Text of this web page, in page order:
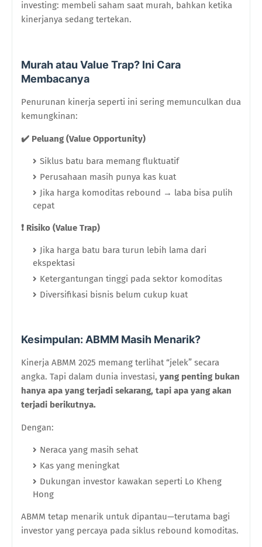
investing: membeli saham saat murah, bahkan ketika
kinerjanya sedang tertekan.
Murah atau Value Trap? Ini Cara
Membacanya
Penurunan kinerja seperti ini sering memunculkan dua
kemungkinan:
✔️ Peluang (Value Opportunity)
Siklus batu bara memang fluktuatif
Perusahaan masih punya kas kuat
Jika harga komoditas rebound → laba bisa pulih
cepat
❗ Risiko (Value Trap)
Jika harga batu bara turun lebih lama dari
ekspektasi
Ketergantungan tinggi pada sektor komoditas
Diversifikasi bisnis belum cukup kuat
Kesimpulan: ABMM Masih Menarik?
Kinerja ABMM 2025 memang terlihat “jelek” secara
angka. Tapi dalam dunia investasi, yang penting bukan
hanya apa yang terjadi sekarang, tapi apa yang akan
terjadi berikutnya.
Dengan:
Neraca yang masih sehat
Kas yang meningkat
Dukungan investor kawakan seperti Lo Kheng
Hong
ABMM tetap menarik untuk dipantau—terutama bagi
investor yang percaya pada siklus rebound komoditas.